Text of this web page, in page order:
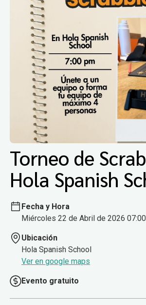
Torneo de
Hola Spanish
Fecha y Hora
Miércoles 22 de Abril de 2026 07:00
Ubicación
Hola Spanish School
Ver en google maps
Evento gratuito